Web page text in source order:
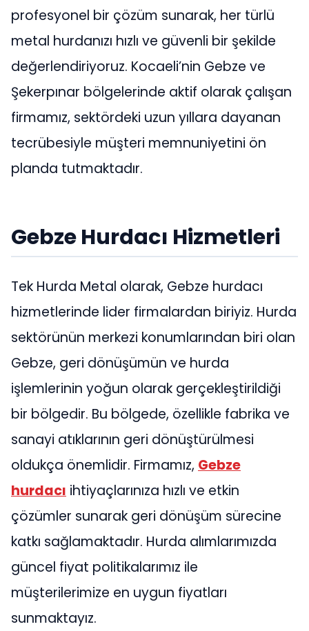
profesyonel bir çözüm sunarak, her türlü
metal hurdanızı hızlı ve güvenli bir şekilde
değerlendiriyoruz. Kocaeli’nin Gebze ve
Şekerpınar bölgelerinde aktif olarak çalışan
firmamız, sektördeki uzun yıllara dayanan
tecrübesiyle müşteri memnuniyetini ön
planda tutmaktadır.
Gebze Hurdacı Hizmetleri
Tek Hurda Metal olarak, Gebze hurdacı
hizmetlerinde lider firmalardan biriyiz. Hurda
sektörünün merkezi konumlarından biri olan
Gebze, geri dönüşümün ve hurda
işlemlerinin yoğun olarak gerçekleştirildiği
bir bölgedir. Bu bölgede, özellikle fabrika ve
sanayi atıklarının geri dönüştürülmesi
oldukça önemlidir. Firmamız, Gebze
hurdacı ihtiyaçlarınıza hızlı ve etkin
çözümler sunarak geri dönüşüm sürecine
katkı sağlamaktadır. Hurda alımlarımızda
güncel fiyat politikalarımız ile
müşterilerimize en uygun fiyatları
sunmaktayız.